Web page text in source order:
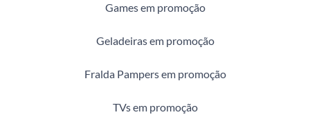
Games em promoção
Geladeiras em promoção
Fralda Pampers em promoção
TVs em promoção